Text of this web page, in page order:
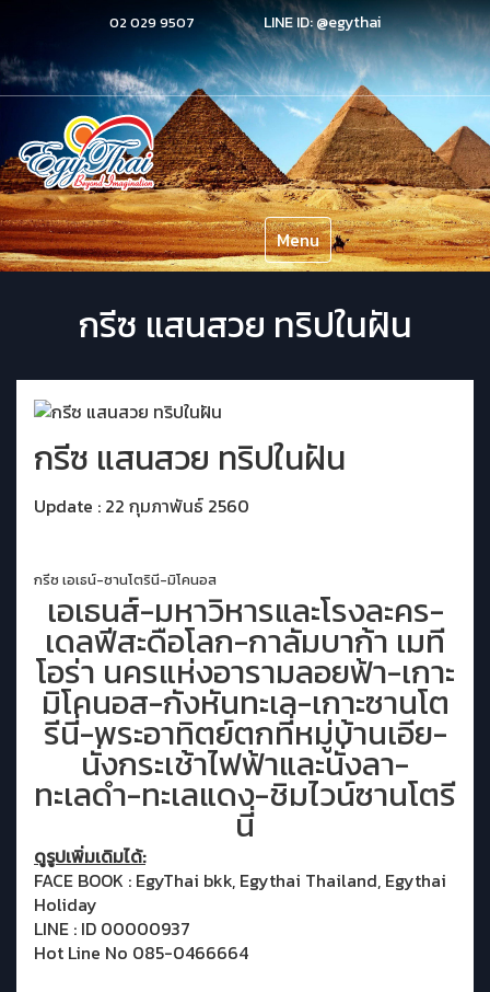
02 029 9507 LINE ID:@egythai
Menu
กรีซ แสนสวย ทริปในฝัน
กรีซ แสนสวย ทริปในฝัน
Update : 22 กุมภาพันธ์ 2560
กรีซ เอเธน์-ซานโตรินี-มิโคนอส
เอเธนส์-มหาวิหารและโรงละคร-
เดลฟีสะดือโลก-กาลัมบาก้า เมที
โอร่า นครแห่งอารามลอยฟ้า-เกาะ
มิโคนอส-กังหันทะเล-เกาะซานโต
รีนี่-พระอาทิตย์ตกที่หมู่บ้านเอีย-
นั่งกระเช้าไฟฟ้าและนั่งลา-
ทะเลดำ-ทะเลแดง-ชิมไวน์ซานโตรี
นี่
ดูรูปเพิ่มเดิมได้:
FACE BOOK : EgyThai bkk, Egythai Thailand, Egythai
Holiday
LINE : ID 00000937
Hot Line No 085-0466664